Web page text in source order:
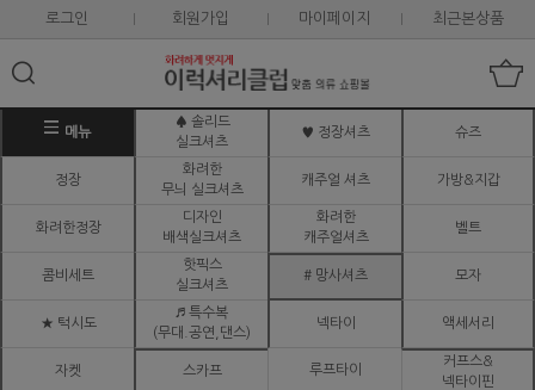
로그인 회원가입 마이페이지 최근본상품
메뉴
♠ 솔리드
실크셔츠
♥ 정장셔츠 슈즈
정장
화려한
무늬 실크셔츠
캐주얼 셔츠 가방&지갑
화려한정장
디자인
배색실크셔츠
화려한
캐주얼셔츠
벨트
콤비세트
핫픽스
실크셔츠
# 망사셔츠 모자
★ 턱시도
♬ 특수복
(무대.공연,댄스)
넥타이 액세서리
자켓 스카프 루프타이
커프스&
넥타이핀